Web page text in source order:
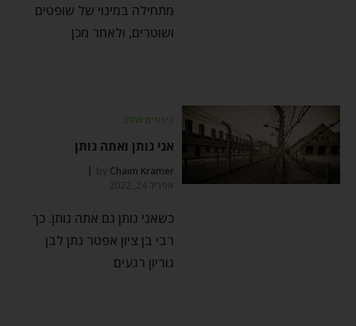
מתחילה במינוי של שופטים
ושוטרים, ולאחר מכן
סיפורים מהלב
אני נותן ואתה נותן
by Chaim Kramer
אפריל 24, 2022
כשאני נותן גם אתה נותן. כך
רבי בן ציון אפטר נתן לבן
גוריון רגעים